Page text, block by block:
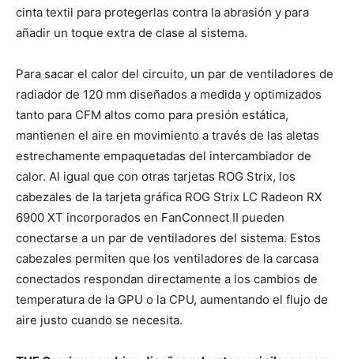
cinta textil para protegerlas contra la abrasión y para
añadir un toque extra de clase al sistema.
Para sacar el calor del circuito, un par de ventiladores de
radiador de 120 mm diseñados a medida y optimizados
tanto para CFM altos como para presión estática,
mantienen el aire en movimiento a través de las aletas
estrechamente empaquetadas del intercambiador de
calor. Al igual que con otras tarjetas ROG Strix, los
cabezales de la tarjeta gráfica ROG Strix LC Radeon RX
6900 XT incorporados en FanConnect II pueden
conectarse a un par de ventiladores del sistema. Estos
cabezales permiten que los ventiladores de la carcasa
conectados respondan directamente a los cambios de
temperatura de la GPU o la CPU, aumentando el flujo de
aire justo cuando se necesita.